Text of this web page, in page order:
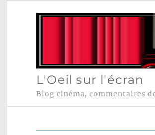
L'Oeil sur l'écran
Blog cinéma, commentaires